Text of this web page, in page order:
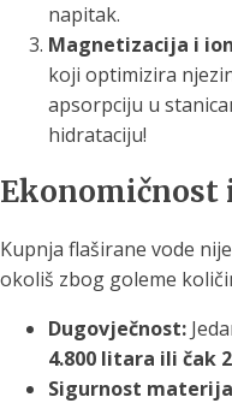
napitak.
Magnetizacija i
koji optimizira
apsorpciju u
hidrataciju!
Ekonomičnost
Kupnja flaširane vode
okoliš zbog goleme
Dugovječnost:
4.800 litara ili čak
Sigurnost